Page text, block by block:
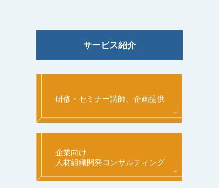
サービス紹介
研修・セミナー講師、企画提供
企業向け
人材組織開発コンサルティング